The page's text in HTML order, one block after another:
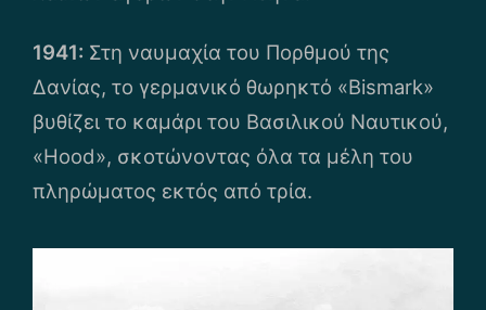
1941: Στη ναυμαχία του Πορθμού της
Δανίας, το γερμανικό θωρηκτό «Bismark»
βυθίζει το καμάρι του Βασιλικού Ναυτικού,
«Hood», σκοτώνοντας όλα τα μέλη του
πληρώματος εκτός από τρία.